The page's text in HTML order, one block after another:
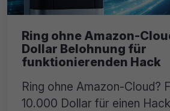
Ring ohne Amazon-
Dollar Belohnung für
funktionierenden Hack
Ring ohne Amazon-Cloud?
10.000 Dollar für einen